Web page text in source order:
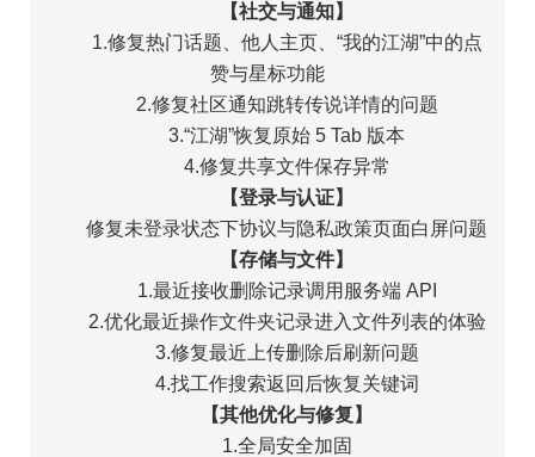
【社交与通知】
1.修复热门话题、他人主页、“我的江湖”中的点
赞与星标功能
2.修复社区通知跳转传说详情的问题
3.“江湖”恢复原始 5 Tab 版本
4.修复共享文件保存异常
【登录与认证】
修复未登录状态下协议与隐私政策页面白屏问题
【存储与文件】
1.最近接收删除记录调用服务端 API
2.优化最近操作文件夹记录进入文件列表的体验
3.修复最近上传删除后刷新问题
4.找工作搜索返回后恢复关键词
【其他优化与修复】
1.全局安全加固